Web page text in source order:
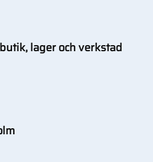
lager och verkstad